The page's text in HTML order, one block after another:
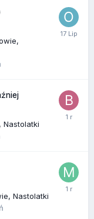
Nastolatki
Nastolatki